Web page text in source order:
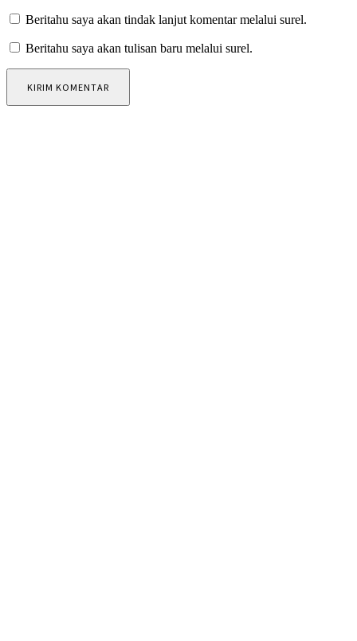
Beritahu saya akan tindak lanjut komentar melalui surel.
Beritahu saya akan tulisan baru melalui surel.